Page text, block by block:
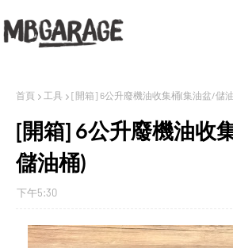
首頁 工具 [開箱] 6公升廢機油收集桶(集油盆/儲
[開箱] 6公升廢機油收
儲油桶)
下午5:30